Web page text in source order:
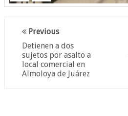
Previous
Detienen a dos
sujetos por asalto a
local comercial en
Almoloya de Juárez